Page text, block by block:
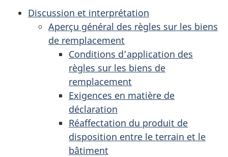
Discussion et interprétation
Aperçu général des règles sur les biens
de remplacement
Conditions d’application des
règles sur les biens de
remplacement
Exigences en matière de
déclaration
Réaffectation du produit de
disposition entre le terrain et le
bâtiment